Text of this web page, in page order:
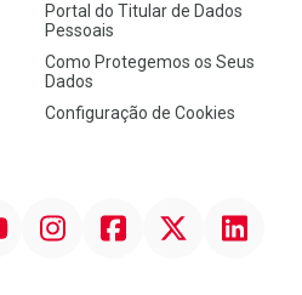
Portal do Titular de Dados
Pessoais
Como Protegemos os Seus
Dados
Configuração de Cookies
InstagramFacebookTwitter Linkedin